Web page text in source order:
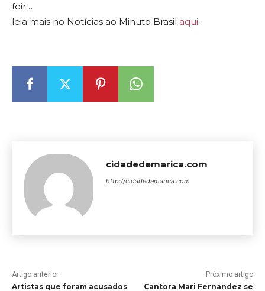
feir…
leia mais no Notícias ao Minuto Brasil aqui.
cidadedemarica.com
http://cidadedemarica.com
Artigo anterior
Artistas que foram acusados
Próximo artigo
Cantora Mari Fernandez se